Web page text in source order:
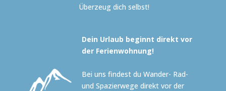
Überzeug dich selbst!
Dein Urlaub beginnt direkt vor
der Ferienwohnung!
Bei uns findest du Wander- Rad-
und Spazierwege direkt vor der